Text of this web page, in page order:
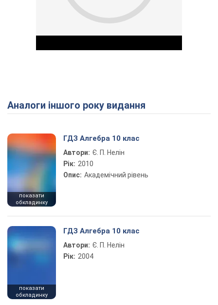
Play Video
Аналоги іншого року видання
показати
обкладинку
ГДЗ Алгебра 10 клас
Автори: Є. П. Нелін
Рік: 2010
Опис: Академічний рівень
показати
обкладинку
ГДЗ Алгебра 10 клас
Автори: Є. П. Нелін
Рік: 2004